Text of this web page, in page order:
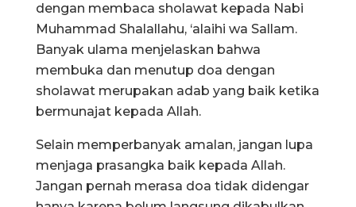
dengan membaca sholawat kepada Nabi
Muhammad Shalallahu, ‘alaihi wa Sallam.
Banyak ulama menjelaskan bahwa
membuka dan menutup doa dengan
sholawat merupakan adab yang baik ketika
bermunajat kepada Allah.
Selain memperbanyak amalan, jangan lupa
menjaga prasangka baik kepada Allah.
Jangan pernah merasa doa tidak didengar